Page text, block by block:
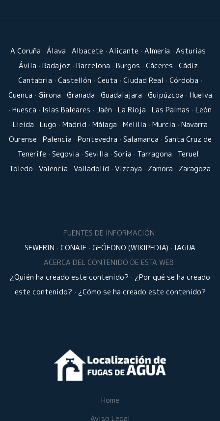
A Coruña · Álava · Albacete · Alicante · Almería · Asturias ·
Ávila · Badajoz · Barcelona · Burgos · Cáceres · Cádiz ·
Cantabria · Castellón · Ceuta · Ciudad Real · Córdoba ·
Cuenca · Girona · Granada · Guadalajara · Guipúzcoa · Huelva
· Huesca · Islas Baleares · Jaén · La Rioja · Las Palmas · León
· Lleida · Lugo · Madrid · Málaga · Melilla · Murcia · Navarra ·
Ourense · Palencia · Pontevedra · Salamanca · Santa Cruz de
Tenerife · Segovia · Sevilla · Soria · Tarragona · Teruel ·
Toledo · Valencia · Valladolid · Vizcaya · Zamora · Zaragoza
FUENTES DE INFORMACIÓN:
SEWERIN · CONAIF · GEÓFONO (WIKIPEDIA) · IAGUA
ACERCA DEL CONTENIDO DE ESTA WEB:
¿Quién ha creado este contenido? · ¿Por qué se ha creado
este contenido? · ¿Cómo se ha creado este contenido?
Home
Aviso Legal